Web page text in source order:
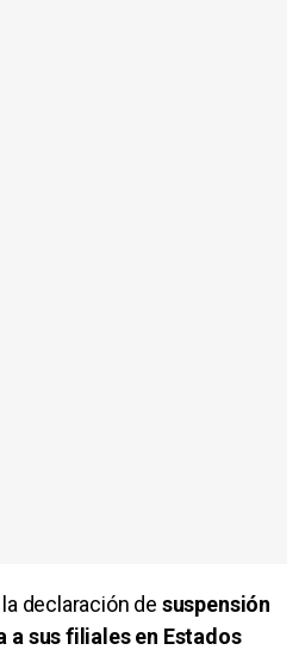
declaración de suspensión
a sus filiales en Estados